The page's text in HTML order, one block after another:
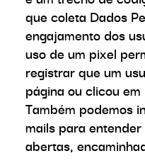
que coleta Dados
engajamento dos
uso de um pixel
registrar que um
página ou clicou
Também podemos
mails para
abertas,